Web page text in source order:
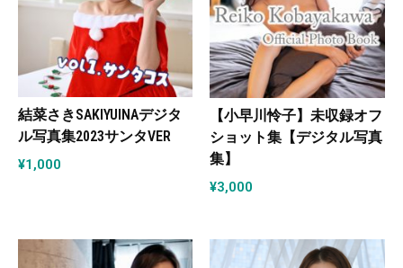
結菜さきSAKIYUINAデジタ
ル写真集2023サンタVER
¥1,000
【小早川怜子】未収録オフ
ショット集【デジタル写真
集】
¥3,000